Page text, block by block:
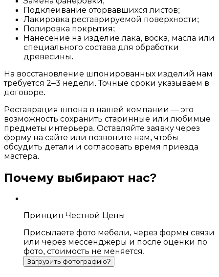
Подклеивание оторвавшихся листов;
Лакировка реставрируемой поверхности;
Полировка покрытия;
Нанесение на изделие лака, воска, масла или
специального состава для обработки
древесины.
На восстановление шпонированных изделий нам
требуется 2–3 недели. Точные сроки указываем в
договоре.
Реставрация шпона в нашей компании — это
возможность сохранить старинные или любимые
предметы интерьера. Оставляйте заявку через
форму на сайте или позвоните нам, чтобы
обсудить детали и согласовать время приезда
мастера.
Почему выбирают нас?
Принцип Честной Цены
Присылаете фото мебели, через формы связи
или через мессенджеры и после оценки по
фото, стоимость не меняется.
Загрузить фотографию?